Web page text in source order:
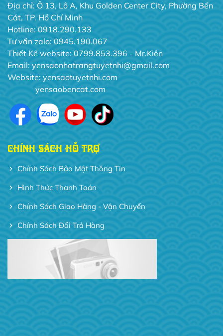
Địa chỉ: Ô 13, Lô A, Khu Golden Center City, Phường Bến
Cát, TP. Hồ Chí Minh
Hotline: 0918.290.133
Tư vấn zalo: 0945.190.067
Thiết Kế website: 0799.853.396 - Mr.Kiên
Email: yensaonhatrangtuyetnhi@gmail.com
Website: yensaotuyetnhi.com
yensaobencat.com
CHÍNH SÁCH HỖ TRỢ
Chính Sách Bảo Mật Thông Tin
Hình Thức Thanh Toán
Chính Sách Giao Hàng - Vận Chuyển
Chính Sách Đổi Trả Hàng